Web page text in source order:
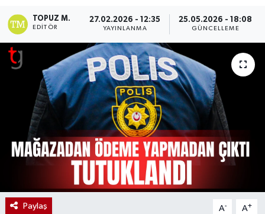
TOPUZ M.
EDITÖR
27.02.2026 - 12:35
YAYINLANMA
25.05.2026 - 18:08
GÜNCELLEME
Paylaş A- A+